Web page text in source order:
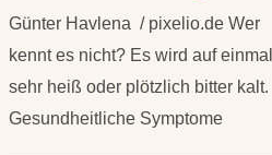
Günter Havlena / pixelio.de Wer
kennt es nicht? Es wird auf einmal
sehr heiß oder plötzlich bitter kalt.
Gesundheitliche Symptome